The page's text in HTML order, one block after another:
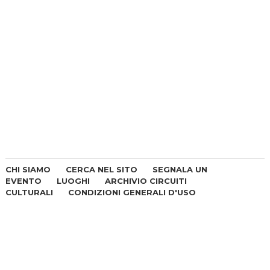
CHI SIAMO CERCA NEL SITO
SEGNALA UN
EVENTO
LUOGHI
ARCHIVIO CIRCUITI
CULTURALI
CONDIZIONI GENERALI D'USO